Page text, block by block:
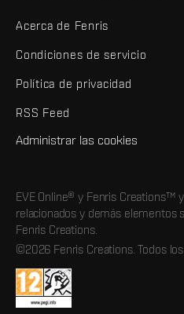
Acerca de Fenris
Condiciones de servicio
Política de privacidad
RSS Feed
Administrar las cookies
EVE Online® y Fenris Creations™
relacionados y demás elementos
Fenris Creations.
©2026 Fenris Creations. Todos